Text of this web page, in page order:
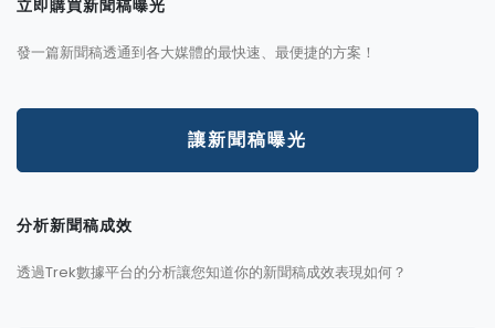
立即購買新聞稿曝光
發一篇新聞稿透通到各大媒體的最快速、最便捷的方案！
讓新聞稿曝光
分析新聞稿成效
透過Trek數據平台的分析讓您知道你的新聞稿成效表現如何？